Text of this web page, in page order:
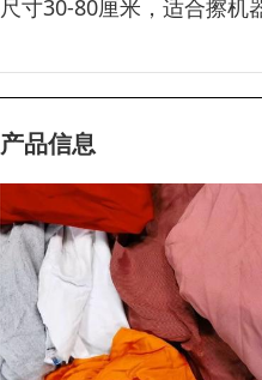
尺寸30-80厘米，适合擦机
产品信息